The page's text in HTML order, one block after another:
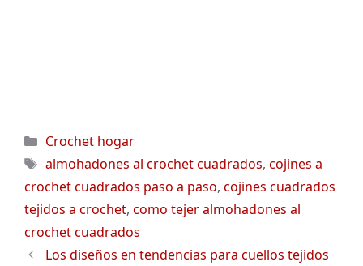
Categorías
Crochet hogar
Etiquetas
almohadones al crochet cuadrados, cojines a
crochet cuadrados paso a paso, cojines cuadrados
tejidos a crochet, como tejer almohadones al
crochet cuadrados
Los diseños en tendencias para cuellos tejidos